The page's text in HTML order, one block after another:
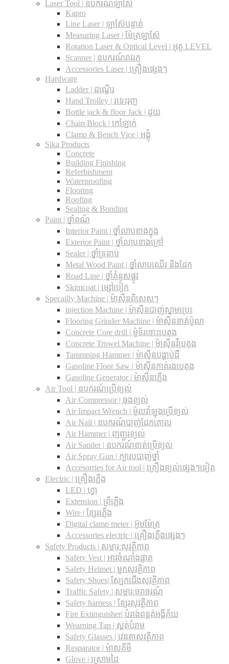
Laser Tool | ឧបករណ៍ឡាស៊ែ
Kapro
Line Laser | ឡាស៊ែបន្ទាត់
Measuring Laser | ម៉ែត្រឡាស៊ែ
Rotation Laser & Optical Level | អូតូ LEVEL
Scanner | ឧបករណ៍រាវរក
Accessories Laser | គ្រឿងផ្សេងៗ
Hardware
Ladder | ជណ្តើរ
Hand Trolley | រទេះរុញ
Bottle jack & floor Jack​ | ដូយ
Chain Block | កៅឡាក់
Clamp & Bench Vice | អង្គុំ
Sika Products
Concrete
Building Finishing
Referbishment
Waterproofing
Flooring
Roofing
Sealing & Bonding
Paint | ថ្នាំពណ៍
Interior Paint | ថ្នាំលាបខាងក្នុង
Exterior Paint | ថ្នាំលាបខាងក្រៅ
Sealer | ថ្នាំទ្រនាប់
Metal Wood Paint | ថ្នាំលាបឈើរ និងដែក
Road Line | ថ្នាំគំនូសផ្លូវ
Skimcoat | ម្សៅបៀក
Specailly Machine | ម៉ាស៊ីនពិសេសៗ
injection Machine | ម៉ាស៊ីនបាញ់ស្នាមប្រេះ
Flooring Grinder Machine | ម៉ាស៊ីនខាត់ប៉ូលា
Concrete Core drill | ម៉ូទ័រចោះបេតុង
Concrete Trowel Machine | ម៉ាស៊ីនវីបេតុង
Tammping Hammer | ម៉ាស៊ីនបង្ហាប់ដី
Gasoline Floor Saw | ម៉ាស៊ីនកាត់រងបេតុង
Gasoline Generator | ម៉ាស៊ីនភ្លើង
Air Tool | ឧបករណ៍ប្រើខ្យល់
Air Compressor | ធុងខ្យល់
Air Impact Wrench | ម៉ូលវ៉ាឡុងប្រើខ្យល់
Air Nail | ឧបករណ៍បាញ់ដែកគោល
Air Hammer | ញញួរខ្យល់
Air Sander | ឧបករណ៍ខាត់ប្រើខ្យល់
Air Spray Gun | ក្បាលបាញ់ថ្នាំ
Accesorries for Air tool | គ្រឿងខ្យល់ផ្សេងៗទៀត
Electric | គ្រឿងភ្លើង
LED | ហ្វា
Extension | ព្រីភ្លើង
Wire | ខ្សែរភ្លើង
Digital clamp meter | អ៊ូមម៉ែត្រ
Accessories electric | គ្រឿងភ្លើងផ្សេងៗ
Safety Products | សម្ភារ:សុវត្ថិភាព
Safety Vest | អាវចំណាំងផ្លាត
Safety Helmet | មួកសុវត្ថិភាព
Safety Shoes| ស្បែកជើងសុវត្ថិភាព
Traffic Safety​ | សម្ភារ:ចរាចរណ៍
Safety harness | ខ្សែរសុវត្ថិភាព
Fire Extinguisher| បំពង់ពន្លត់អង្គីភ័យ
Wearning Tap | ស្គត់បំរាម
Safety Glasses | វេនតាសុវត្ថិភាព
Resparator | ម៉ាសគីមី
Glove | ស្រោមដៃ